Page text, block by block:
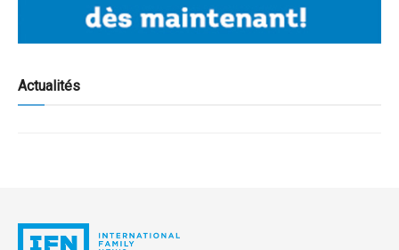
Actualités